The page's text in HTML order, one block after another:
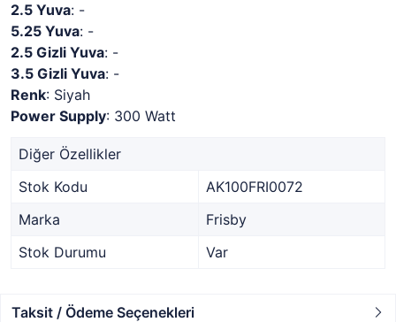
2.5 Yuva: -
5.25 Yuva: -
2.5 Gizli Yuva: -
3.5 Gizli Yuva: -
Renk: Siyah
Power Supply: 300 Watt
Diğer Özellikler
Stok Kodu
AK100FRI0072
Marka
Frisby
Stok Durumu
Var
Taksit / Ödeme Seçenekleri